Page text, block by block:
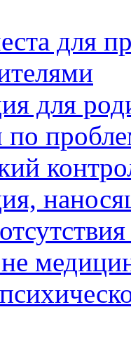
для
для
по